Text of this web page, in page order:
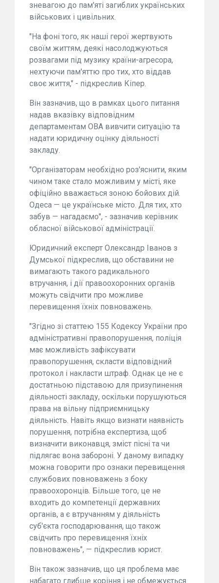
зневагою до пам'яті загиблих українських
військових і цивільних.
"На фоні того, як наші герої жертвують
своїм життям, деякі насолоджуються
розвагами під музику країни-агресора,
нехтуючи пам'яттю про тих, хто віддав
своє життя," - підкреслив Кіпер.
Він зазначив, що в рамках цього питання
надав вказівку відповідним
департаментам ОВА вивчити ситуацію та
надати юридичну оцінку діяльності
закладу.
"Організаторам необхідно роз'яснити, яким
чином таке стало можливим у місті, яке
офіційно вважається зоною бойових дій.
Одеса — це українське місто. Для тих, хто
забув — нагадаємо", - зазначив керівник
обласної військової адміністрації.
Юридичний експерт Олександр Іванов з
Думської підкреслив, що обставини не
вимагають такого радикального
втручання, і дії правоохоронних органів
можуть свідчити про можливе
перевищення їхніх повноважень.
"Згідно зі статтею 155 Кодексу України про
адміністративні правопорушення, поліція
має можливість зафіксувати
правопорушення, скласти відповідний
протокол і накласти штраф. Однак це не є
достатньою підставою для призупинення
діяльності закладу, оскільки порушуються
права на вільну підприємницьку
діяльність. Навіть якщо визнати наявність
порушення, потрібна експертиза, щоб
визначити виконавця, зміст пісні та чи
підлягає вона забороні. У даному випадку
можна говорити про ознаки перевищення
службових повноважень з боку
правоохоронців. Більше того, це не
входить до компетенції державних
органів, а є втручанням у діяльність
суб'єкта господарювання, що також
свідчить про перевищення їхніх
повноважень", — підкреслив юрист.
Він також зазначив, що ця проблема має
набагато глибше коріння і не обмежується